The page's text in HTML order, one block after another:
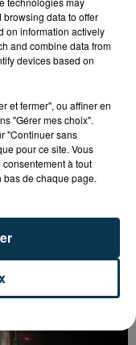
LES
data to offer
on information actively
and combine data from
devices based on
et fermer", ou affiner en
"Gérer mes choix".
"Continuer sans
pour ce site. Vous
à tout
bas de chaque page.